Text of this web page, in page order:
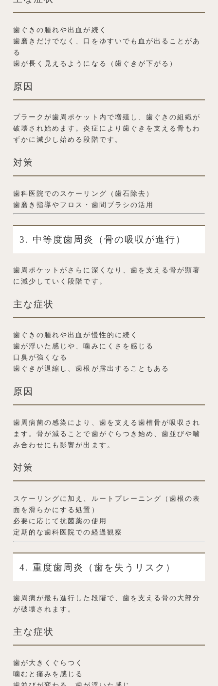
歯ぐきの腫れや出血が続く
歯磨きだけでなく、口をゆすいでも血が出ることがあ
る
歯が長く見えるようになる（歯ぐきが下がる）
原因
プラークが歯周ポケット内で増殖し、歯ぐきの組織が
破壊され始めます。炎症により歯ぐきを支える骨もわ
ずかに減少し始める段階です。
対策
歯科医院でのスケーリング（歯石除去）
歯磨き指導やフロス・歯間ブラシの活用
3. 中等度歯周炎（骨の吸収が進行）
歯周ポケットがさらに深くなり、歯を支える骨が顕著
に減少していく段階です。
主な症状
歯ぐきの腫れや出血が慢性的に続く
歯が浮いた感じや、噛みにくさを感じる
口臭が強くなる
歯ぐきが退縮し、歯根が露出することもある
原因
歯周病菌の感染により、歯を支える歯槽骨が吸収され
ます。骨が減ることで歯がぐらつき始め、歯並びや噛
み合わせにも影響が出ます。
対策
スケーリングに加え、ルートプレーニング（歯根の表
面を滑らかにする処置）
必要に応じて抗菌薬の使用
定期的な歯科医院での経過観察
4. 重度歯周炎（歯を失うリスク）
歯周病が最も進行した段階で、歯を支える骨の大部分
が破壊されます。
主な症状
歯が大きくぐらつく
噛むと痛みを感じる